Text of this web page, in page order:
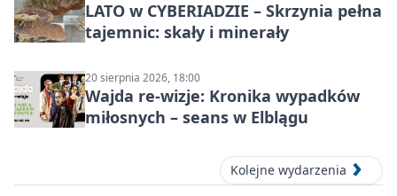
LATO w CYBERIADZIE – Skrzynia pełna
tajemnic: skały i minerały
20 sierpnia 2026, 18:00
Wajda re-wizje: Kronika wypadków
miłosnych – seans w Elblągu
Kolejne wydarzenia